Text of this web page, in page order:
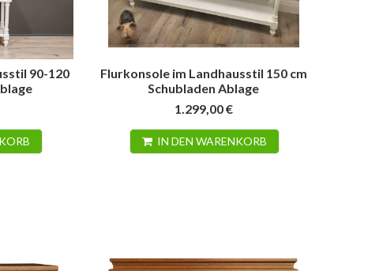
90-120
Flurkonsole im Landhausstil 150 cm
Schubladen Ablage
1.299,00 €
IN DEN WARENKORB